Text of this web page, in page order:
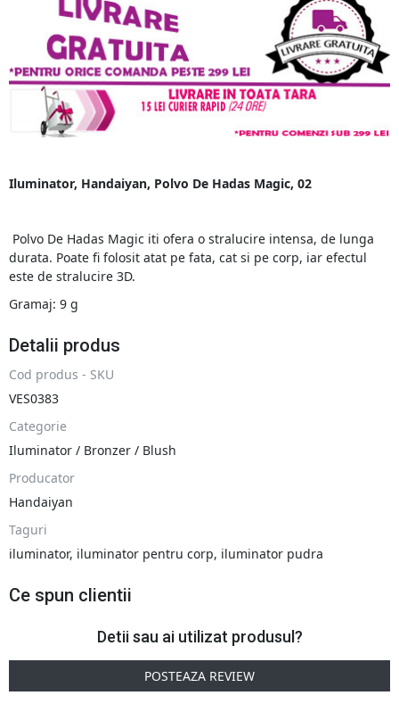
Iluminator, Handaiyan, Polvo De Hadas Magic, 02
Polvo De Hadas Magic iti ofera o stralucire intensa, de lunga
durata. Poate fi folosit atat pe fata, cat si pe corp, iar efectul
este de stralucire 3D.
Gramaj: 9 g
Detalii produs
Cod produs - SKU
VES0383
Categorie
Iluminator / Bronzer / Blush
Producator
Handaiyan
Taguri
iluminator, iluminator pentru corp, iluminator pudra
Ce spun clientii
Detii sau ai utilizat produsul?
POSTEAZA REVIEW